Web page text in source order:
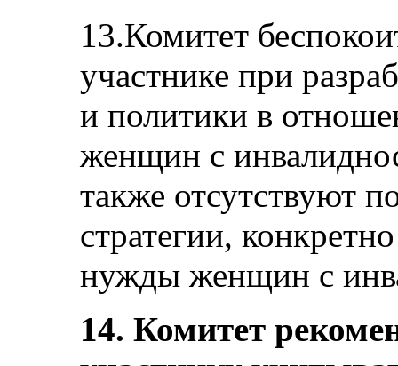
13.Комитет
участнике при
и политики в
женщин с
также отсутствуют
стратегии,
нужды женщин с
14. Комитет